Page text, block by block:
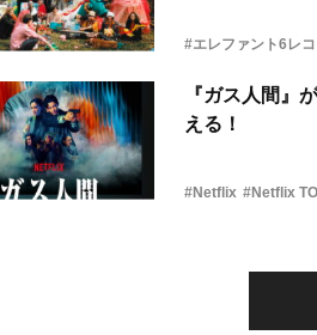
#エレファント6レ
『ガス人間』
える！
#Netflix #Netflix